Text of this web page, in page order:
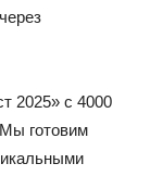
2025» с 4000
готовим